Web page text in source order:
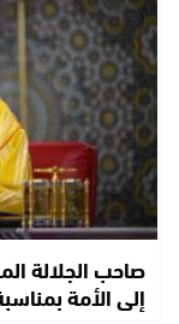
صاحب الجلالة
إلى الأمة